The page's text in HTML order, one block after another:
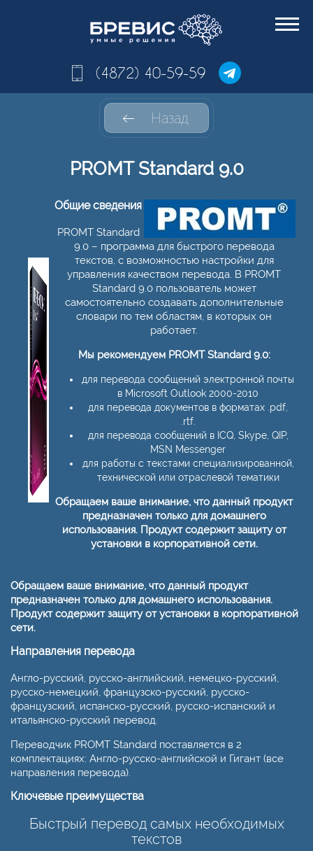
(4872) 40-59-59
Назад
PROMT Standard 9.0
Общие сведения
PROMT Standard
9.0 – программа для быстрого перевода
текстов, с возможностью настройки для
управления качеством перевода. В PROMT
Standard 9.0 пользователь может
самостоятельно создавать дополнительные
словари по тем областям, в которых он
работает.
Мы рекомендуем PROMT Standard 9.0:
для перевода сообщений электронной почты
в Microsoft Outlook 2000-2010
для перевода документов в форматах .pdf,
.rtf.
для перевода сообщений в ICQ, Skype, QIP,
MSN Messenger
для работы с текстами специализированной,
технической или отраслевой тематики
Обращаем ваше внимание, что данный продукт
предназначен только для домашнего
использования. Продукт содержит защиту от
установки в корпоративной сети.
Обращаем ваше внимание, что данный продукт
предназначен только для домашнего использования.
Продукт содержит защиту от установки в корпоративной
сети.
Направления перевода
Англо-русский, русско-английский, немецко-русский,
русско-немецкий, французско-русский, русско-
французский, испанско-русский, русско-испанский и
итальянско-русский перевод.
Переводчик PROMT Standard поставляется в 2
комплектациях: Англо-русско-английской и Гигант (все
направления перевода).
Ключевые преимущества
Быстрый перевод самых необходимых
текстов